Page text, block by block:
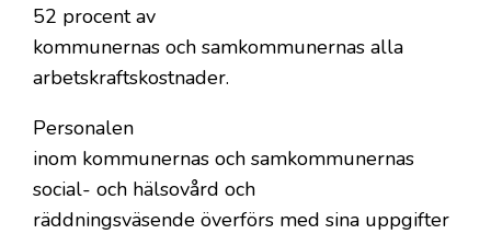
52 procent av
kommunernas och samkommunernas alla
arbetskraftskostnader.
Personalen
inom kommunernas och samkommunernas
social- och hälsovård och
räddningsväsende överförs med sina uppgifter